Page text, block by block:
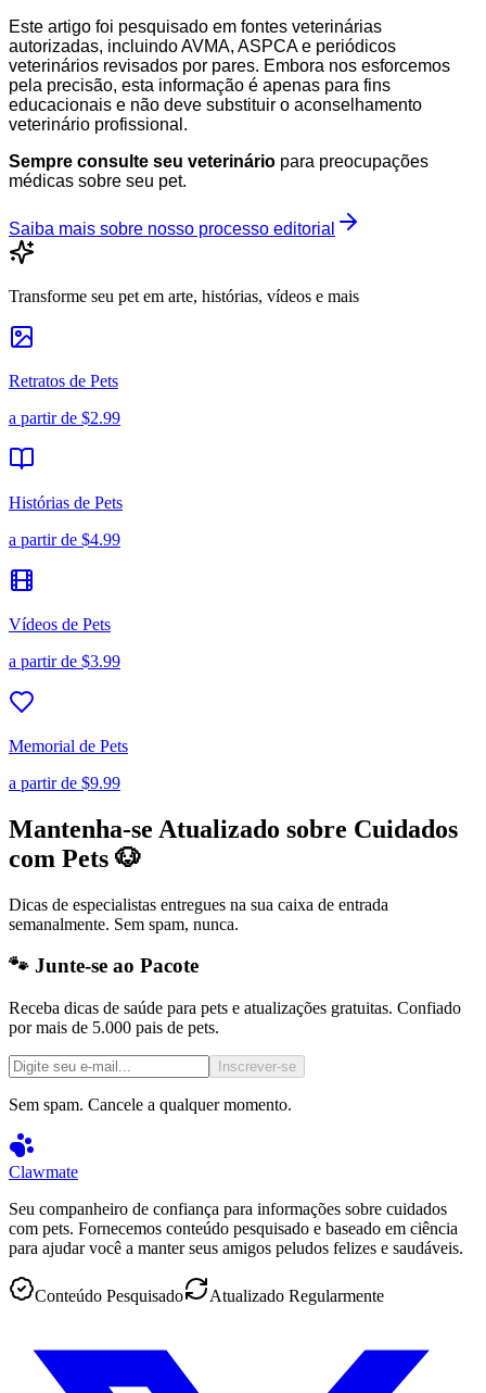
Este artigo foi pesquisado em fontes veterinárias
autorizadas, incluindo AVMA, ASPCA e periódicos
veterinários revisados por pares. Embora nos esforcemos
pela precisão, esta informação é apenas para fins
educacionais e não deve substituir o aconselhamento
veterinário profissional.
Sempre consulte seu veterinário para preocupações
médicas sobre seu pet.
Saiba mais sobre nosso processo editorial
Transforme seu pet em arte, histórias, vídeos e mais
Retratos de Pets
a partir de $2.99
Histórias de Pets
a partir de $4.99
Vídeos de Pets
a partir de $3.99
Memorial de Pets
a partir de $9.99
Mantenha-se Atualizado sobre Cuidados
com Pets 🐶
Dicas de especialistas entregues na sua caixa de entrada
semanalmente. Sem spam, nunca.
🐾 Junte-se ao Pacote
Receba dicas de saúde para pets e atualizações gratuitas. Confiado
por mais de 5.000 pais de pets.
Inscrever-se
Sem spam. Cancele a qualquer momento.
Clawmate
Seu companheiro de confiança para informações sobre cuidados
com pets. Fornecemos conteúdo pesquisado e baseado em ciência
para ajudar você a manter seus amigos peludos felizes e saudáveis.
Conteúdo Pesquisado Atualizado Regularmente